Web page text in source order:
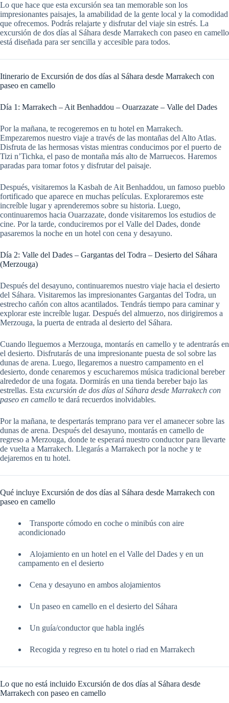
Lo que hace que esta excursión sea tan memorable son los
impresionantes paisajes, la amabilidad de la gente local y la comodidad
que ofrecemos. Podrás relajarte y disfrutar del viaje sin estrés. La
excursión de dos días al Sáhara desde Marrakech con paseo en camello
está diseñada para ser sencilla y accesible para todos.
Itinerario de Excursión de dos días al Sáhara desde Marrakech con
paseo en camello
Día 1: Marrakech – Ait Benhaddou – Ouarzazate – Valle del Dades
Por la mañana, te recogeremos en tu hotel en Marrakech.
Empezaremos nuestro viaje a través de las montañas del Alto Atlas.
Disfruta de las hermosas vistas mientras conducimos por el puerto de
Tizi n’Tichka, el paso de montaña más alto de Marruecos. Haremos
paradas para tomar fotos y disfrutar del paisaje.
Después, visitaremos la Kasbah de Ait Benhaddou, un famoso pueblo
fortificado que aparece en muchas películas. Exploraremos este
increíble lugar y aprenderemos sobre su historia. Luego,
continuaremos hacia Ouarzazate, donde visitaremos los estudios de
cine. Por la tarde, conduciremos por el Valle del Dades, donde
pasaremos la noche en un hotel con cena y desayuno.
Día 2: Valle del Dades – Gargantas del Todra – Desierto del Sáhara
(Merzouga)
Después del desayuno, continuaremos nuestro viaje hacia el desierto
del Sáhara. Visitaremos las impresionantes Gargantas del Todra, un
estrecho cañón con altos acantilados. Tendrás tiempo para caminar y
explorar este increíble lugar. Después del almuerzo, nos dirigiremos a
Merzouga, la puerta de entrada al desierto del Sáhara.
Cuando lleguemos a Merzouga, montarás en camello y te adentrarás en
el desierto. Disfrutarás de una impresionante puesta de sol sobre las
dunas de arena. Luego, llegaremos a nuestro campamento en el
desierto, donde cenaremos y escucharemos música tradicional bereber
alrededor de una fogata. Dormirás en una tienda bereber bajo las
estrellas. Esta excursión de dos días al Sáhara desde Marrakech con
paseo en camello te dará recuerdos inolvidables.
Por la mañana, te despertarás temprano para ver el amanecer sobre las
dunas de arena. Después del desayuno, montarás en camello de
regreso a Merzouga, donde te esperará nuestro conductor para llevarte
de vuelta a Marrakech. Llegarás a Marrakech por la noche y te
dejaremos en tu hotel.
Qué incluye Excursión de dos días al Sáhara desde Marrakech con
paseo en camello
Transporte cómodo en coche o minibús con aire
acondicionado
Alojamiento en un hotel en el Valle del Dades y en un
campamento en el desierto
Cena y desayuno en ambos alojamientos
Un paseo en camello en el desierto del Sáhara
Un guía/conductor que habla inglés
Recogida y regreso en tu hotel o riad en Marrakech
Lo que no está incluido Excursión de dos días al Sáhara desde
Marrakech con paseo en camello